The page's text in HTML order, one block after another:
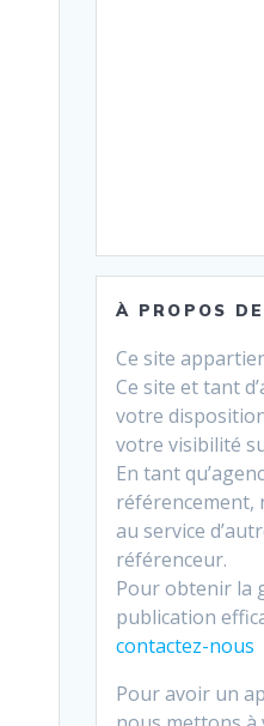
À PROPOS
Ce site
Ce site et tant
votre
votre visibilité
En tant
référencement,
au service
référenceur.
Pour obtenir la
publication
contactez-nous
Pour avoir un